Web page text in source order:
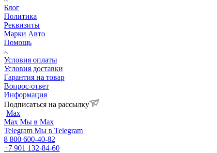
Блог
Политика
Реквизиты
Марки Авто
Помощь
Условия оплаты
Условия доставки
Гарантия на товар
Вопрос-ответ
Информация
Подписаться на рассылку
Max
Max Мы в Max
Telegram Мы в Telegram
8 800 600-40-82
+7 901 132-84-60